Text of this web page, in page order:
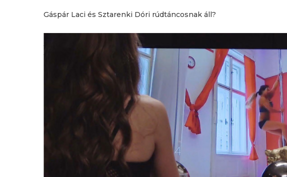
Gáspár Laci és Sztarenki Dóri rúdtáncosnak áll?